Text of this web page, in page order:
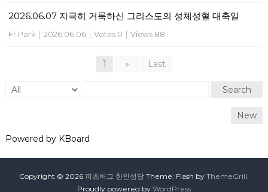
2026.06.07 지극히 거룩하신 그리스도의 성체성혈 대축일
Fr.Park | 2026.06.06 | Votes 0 | Views 88
1 » Last
Search
New
Powered by KBoard
Copyright © 2026 피츠버그 한인성당 Theme: Flash by ThemeGrill.
Proudly powered by WordPress